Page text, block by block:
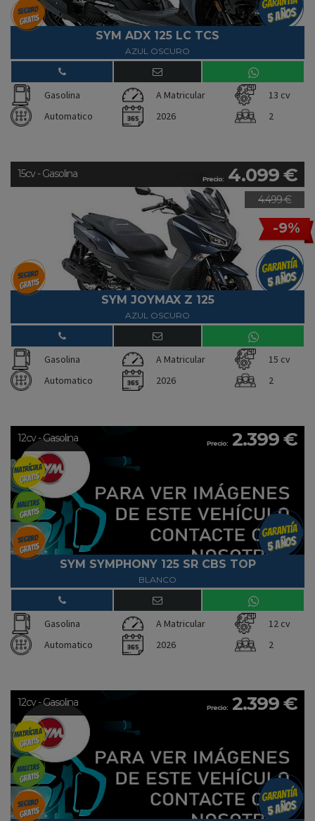
SYM ADX 125 LC TCS
AZUL OSCURO
Gasolina A Matricular
13 cv
Automatico
2026 2
Precio: 4.099 €
4.499 €
-9%
15cv - Gasolina
SYM JOYMAX Z 125
AZUL OSCURO
Gasolina A Matricular
15 cv
Automatico
2026 2
Precio: 2.399 €
12cv - Gasolina
SYM SYMPHONY 125 SR CBS TOP
BLANCO
Gasolina A Matricular
12 cv
Automatico
2026 2
Precio: 2.399 €
12cv - Gasolina